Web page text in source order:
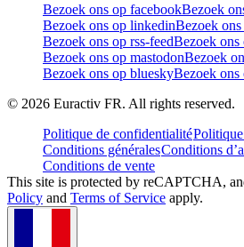
Bezoek ons op facebookBezoek
Bezoek ons op linkedinBezoek
Bezoek ons op rss-feedBezoek ons
Bezoek ons op mastodonBezoek
Bezoek ons op blueskyBezoek ons
© 2026 Euractiv FR. All rights reserved.
Politique de confidentialité
Conditions généralesConditions
Conditions de vente
This site is protected by reCAPTCHA,
Policy and Terms of Service apply.